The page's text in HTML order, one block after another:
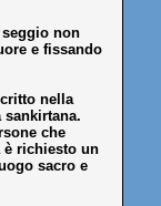
non
e fissando
nella
che
è richiesto un
sacro e